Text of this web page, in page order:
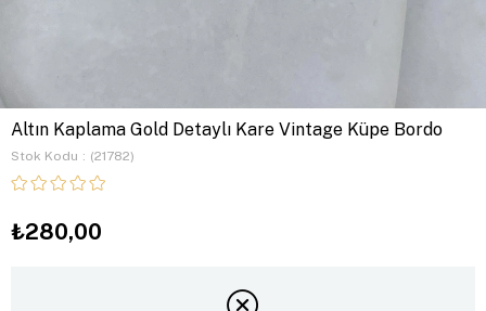
Altın Kaplama Gold Detaylı Kare Vintage Küpe Bordo
Stok Kodu (21782)
₺280,00